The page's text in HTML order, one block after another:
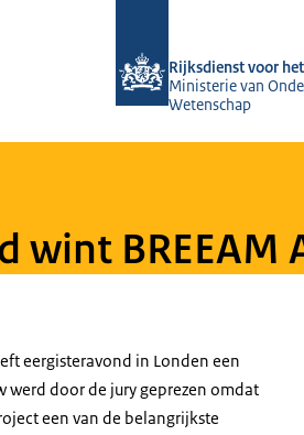
Rijksdienst voor
Ministerie van
Wetenschap
wint
eergisteravond in Londen een
werd door de jury geprezen omdat
een van de belangrijkste